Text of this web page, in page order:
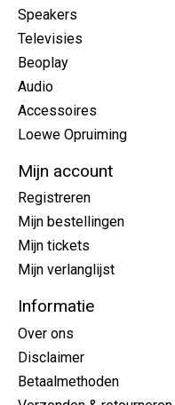
Speakers
Televisies
Beoplay
Audio
Accessoires
Loewe Opruiming
Mijn account
Registreren
Mijn bestellingen
Mijn tickets
Mijn verlanglijst
Informatie
Over ons
Disclaimer
Betaalmethoden